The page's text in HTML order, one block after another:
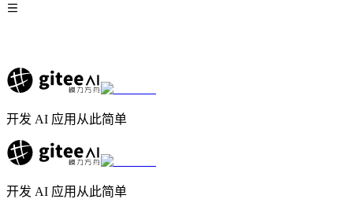
开发 AI 应用从此简单
开发 AI 应用从此简单